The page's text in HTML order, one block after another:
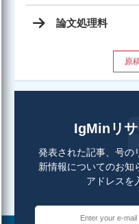
論文処理料
原
IgMinリ
発表された記事、号の
新情報についてのお知
アドレスを